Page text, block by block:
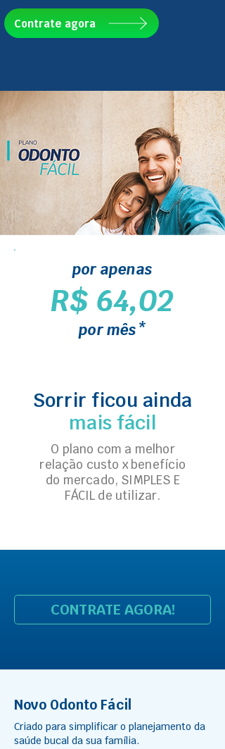
Contrate agora
por apenas
R$ 64,02
por mês*
Sorrir ficou ainda
mais fácil
O plano com a melhor
relação custo x benefício
do mercado, SIMPLES E
FÁCIL de utilizar.
CONTRATE AGORA!
Novo Odonto Fácil
Criado para simplificar o planejamento da
saúde bucal da sua família.